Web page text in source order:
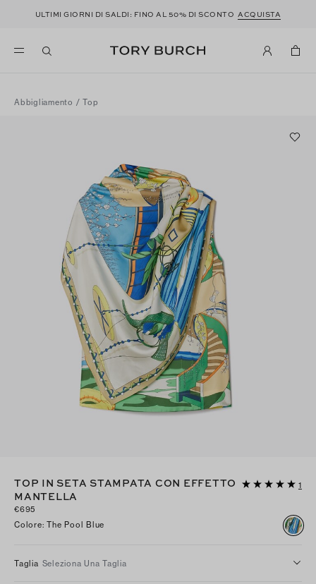
ULTIMI GIORNI DI SALDI: FINO AL 50% DI SCONTO ACQUISTA
Abbigliamento / Top
TOP IN SETA STAMPATA CON EFFETTO
MANTELLA
1
€695
Colore: The Pool Blue
Taglia Seleziona Una Taglia